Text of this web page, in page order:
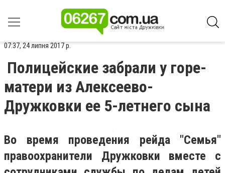
07:37, 24 липня 2017 р.
Полицейские забрали у горе-
матери из Алексеево-
Дружковки ее 5-летнего сына
Во время проведения рейда "Семья"
правоохранители Дружковки вместе с